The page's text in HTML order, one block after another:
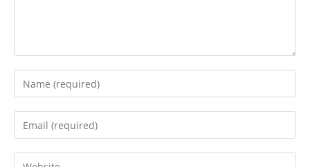
Enter
your
name
Enter
your
email
Enter